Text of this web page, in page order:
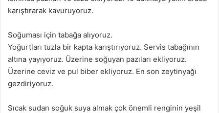
karıştırarak kavuruyoruz.
Soğuması için tabağa alıyoruz.
Yoğurtları tuzla bir kapta karıştırıyoruz. Servis tabağının
altına yayıyoruz. Üzerine soğuyan pazıları ekliyoruz.
Üzerine ceviz ve pul biber ekliyoruz. En son zeytinyağı
gezdiriyoruz.
Sıcak sudan soğuk suya almak çok önemli renginin yeşil